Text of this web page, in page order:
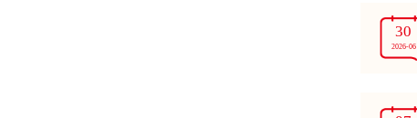
30
2026-06